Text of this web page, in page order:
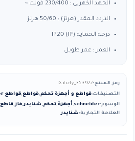
الجهد الكهربى : 230/400 فولت ~
التردد المقدر (هرتز) : 50/60 هرتز
درجة الحماية (IP) IP20
العمر : عمر طويل
رمز المنتج:Gahzly_353922
التصنيفات:قواطع و أجهزة تحكم,قواطع,قواطع Schneider
الوسوم:schneider
,أجهزة,تحكم,شنايدر,فاز,قاطع
العلامة التجارية:شنايدر